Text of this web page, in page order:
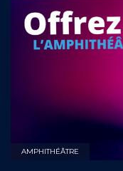
AMPHITHÉÂTRE